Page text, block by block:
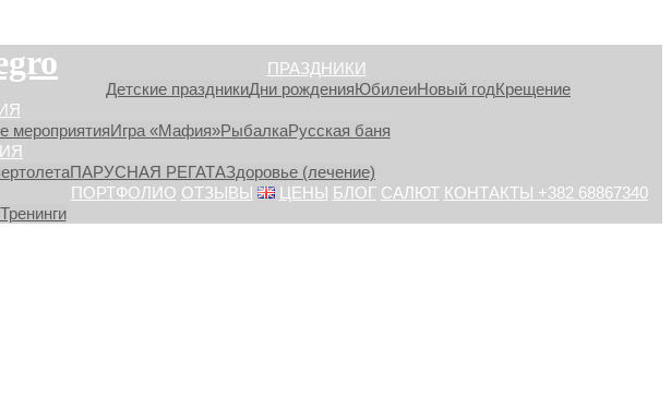
ПРАЗДНИКИ
Детские праздникиДни рожденияЮбилеиНовый годКрещение
мероприятияИгра «Мафия»РыбалкаРусская баня
ПАРУСНАЯ РЕГАТАЗдоровье (лечение)
Тренинги
ПОРТФОЛИО ОТЗЫВЫ ЦЕНЫ БЛОГ САЛЮТ КОНТАКТЫ +382 68867340